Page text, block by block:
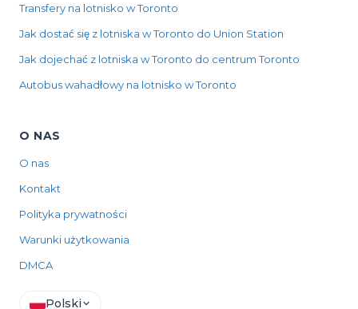
Transfery na lotnisko w Toronto
Jak dostać się z lotniska w Toronto do Union Station
Jak dojechać z lotniska w Toronto do centrum Toronto
Autobus wahadłowy na lotnisko w Toronto
O NAS
O nas
Kontakt
Polityka prywatności
Warunki użytkowania
DMCA
Polski